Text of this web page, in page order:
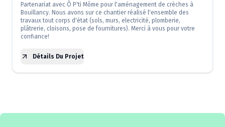
Partenariat avec Ô P'ti Môme pour l'aménagement de crèches à
Bouillancy. Nous avons sur ce chantier réalisé l'ensemble des
travaux tout corps d'état (sols, murs, electricité, plomberie,
plâtrerie, cloisons, pose de fournitures). Merci à vous pour votre
confiance!
Détails Du Projet